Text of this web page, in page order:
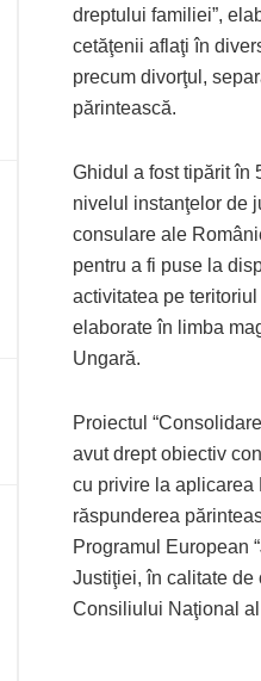
dreptului familiei”,
cetăţenii aflaţi în
precum divorţul,
părintească.
Ghidul a fost tipărit în
nivelul instanţelor de
consulare ale
pentru a fi puse la
activitatea pe
elaborate în limba
Ungară.
Proiectul
avut drept obiectiv
cu privire la aplicarea
răspunderea
Programul European
Justiţiei, în calitate de
Consiliului Naţional